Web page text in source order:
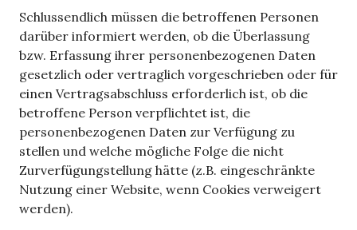
Schlussendlich müssen die betroffenen Personen
darüber informiert werden, ob die Überlassung
bzw. Erfassung ihrer personenbezogenen Daten
gesetzlich oder vertraglich vorgeschrieben oder für
einen Vertragsabschluss erforderlich ist, ob die
betroffene Person verpflichtet ist, die
personenbezogenen Daten zur Verfügung zu
stellen und welche mögliche Folge die nicht
Zurverfügungstellung hätte (z.B. eingeschränkte
Nutzung einer Website, wenn Cookies verweigert
werden).